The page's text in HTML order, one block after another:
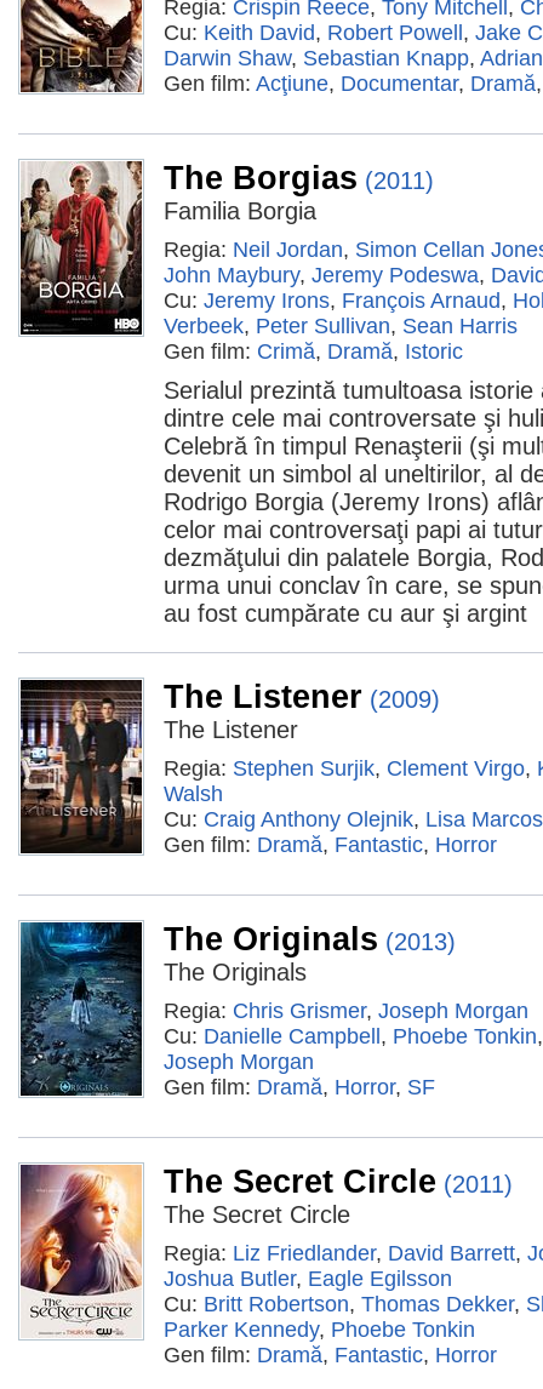
Regia: Crispin Reece, Tony Mitchell ,
Cu: Keith David, Robert Powell , Jake
Darwin Shaw, Sebastian Knapp,
Gen film: Acţiune, Documentar, Dramă
The Borgias (2011)
Familia Borgia
Regia: Neil Jordan, Simon Cellan
John Maybury, Jeremy Podeswa,
Cu: Jeremy Irons, François Arnaud,
Verbeek, Peter Sullivan, Sean Harris
Gen film: Crimă, Dramă, Istoric
Serialul prezintă tumultoasa
dintre cele mai controversate şi
Celebră în timpul Renaşterii (şi
devenit un simbol al uneltirilor, al
Rodrigo Borgia (Jeremy Irons)
celor mai controversaţi papi ai
dezmăţului din palatele Borgia,
urma unui conclav în care, se
au fost cumpărate cu aur şi argint
The Listener (2009)
The Listener
Regia: Stephen Surjik, Clement Virgo,
Walsh
Cu: Craig Anthony Olejnik, Lisa Marcos
Gen film: Dramă, Fantastic, Horror
The Originals (2013)
The Originals
Regia: Chris Grismer, Joseph Morgan
Cu: Danielle Campbell , Phoebe Tonkin
Joseph Morgan
Gen film: Dramă, Horror, SF
The Secret Circle (2011)
The Secret Circle
Regia: Liz Friedlander, David Barrett,
Joshua Butler, Eagle Egilsson
Cu: Britt Robertson, Thomas Dekker,
Parker Kennedy, Phoebe Tonkin
Gen film: Dramă, Fantastic, Horror